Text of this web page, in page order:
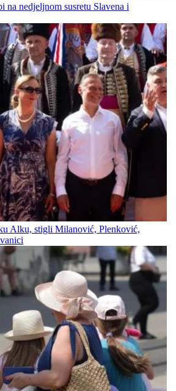
na nedjeljnom susretu Slavena i
Alku, stigli Milanović, Plenković,